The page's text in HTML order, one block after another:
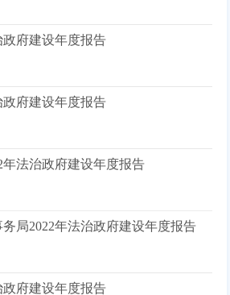
政府建设年度报告
政府建设年度报告
年法治政府建设年度报告
局2022年法治政府建设年度报告
政府建设年度报告